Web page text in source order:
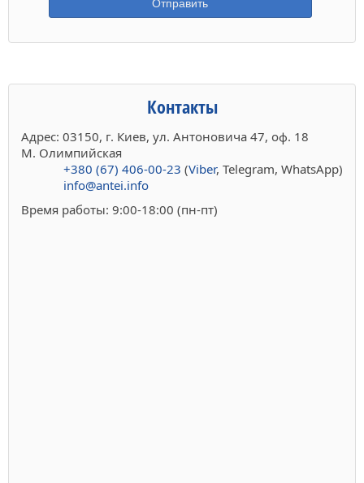
Контакты
Адрес: 03150, г. Киев, ул. Антоновича 47, оф. 18
М. Олимпийская
+380 (67) 406-00-23 (Viber, Telegram, WhatsApp)
info@antei.info
Время работы: 9:00-18:00 (пн-пт)